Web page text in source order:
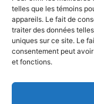
telles que les témoins
appareils. Le fait de
traiter des données
uniques sur ce site. Le
consentement peut
et fonctions.
Nous Suivre
Contactez-nous :